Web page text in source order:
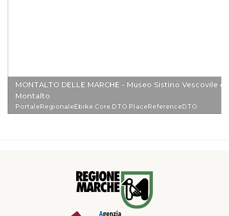
MONTALTO DELLE MARCHE - Museo Sistino Vescovile di
Montalto
PortaleRegionaleEbike.Core.DTO.PlaceReferenceDTO